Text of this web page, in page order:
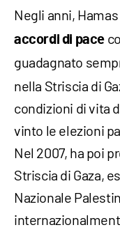
Negli anni,
accordi di pace
guadagnato
nella Striscia di
condizioni di vita
vinto le elezioni
Nel 2007, ha poi
Striscia di Gaza,
Nazionale